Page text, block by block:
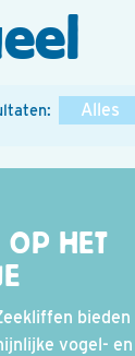
Alles
OP HET
bieden
vogel- en